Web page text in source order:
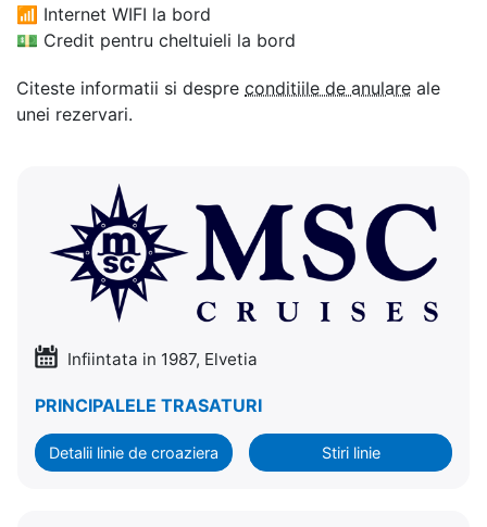
📶 Internet WIFI la bord
💵 Credit pentru cheltuieli la bord
Citeste informatii si despre conditiile de anulare ale
unei rezervari.
Infiintata in 1987, Elvetia
PRINCIPALELE TRASATURI
Detalii linie de croaziera Stiri linie